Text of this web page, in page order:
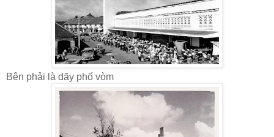
Bên phải là dãy phố vòm